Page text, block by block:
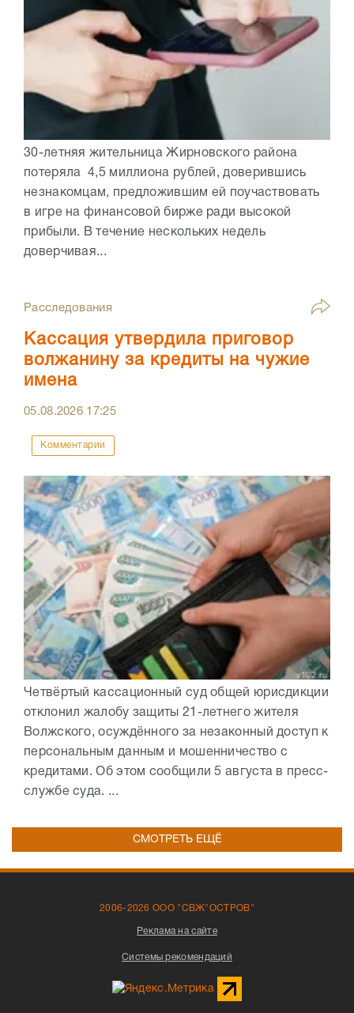
30-летняя жительница Жирновского района
потеряла 4,5 миллиона рублей, доверившись
незнакомцам, предложившим ей поучаствовать
в игре на финансовой бирже ради высокой
прибыли. В течение нескольких недель
доверчивая...
Расследования
Кассация утвердила приговор
волжанину за кредиты на чужие
имена
05.08.2026 17:25
Комментарии
Четвёртый кассационный суд общей юрисдикции
отклонил жалобу защиты 21-летнего жителя
Волжского, осуждённого за незаконный доступ к
персональным данным и мошенничество с
кредитами. Об этом сообщили 5 августа в пресс-
службе суда. ...
СМОТРЕТЬ ЕЩЁ
2006-2026 ООО "СВЖ"ОСТРОВ"
Реклама на сайте
Системы рекомендаций